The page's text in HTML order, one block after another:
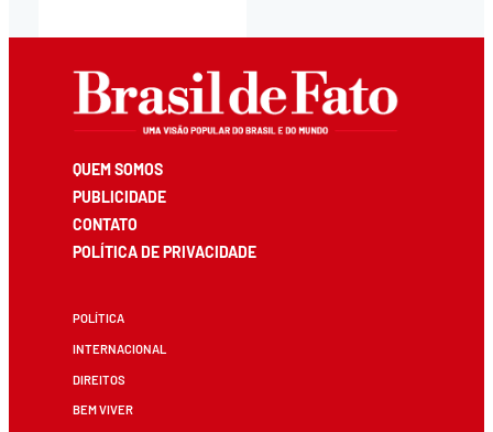
QUEM SOMOS
PUBLICIDADE
CONTATO
POLÍTICA DE PRIVACIDADE
POLÍTICA
INTERNACIONAL
DIREITOS
BEM VIVER